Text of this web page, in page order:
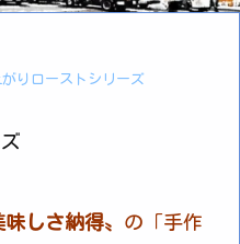
りローストシリーズ
味しさ納得〟 の「手作